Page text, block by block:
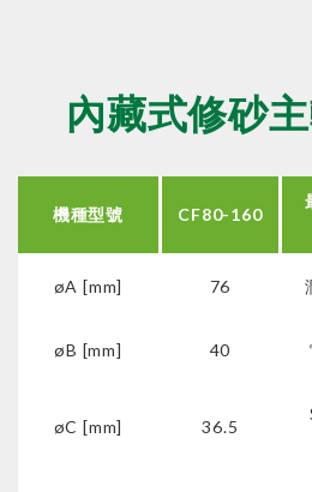
內藏式修砂
機種型號 CF80-160
øA [mm] 76
øB [mm] 40
øC [mm] 36.5